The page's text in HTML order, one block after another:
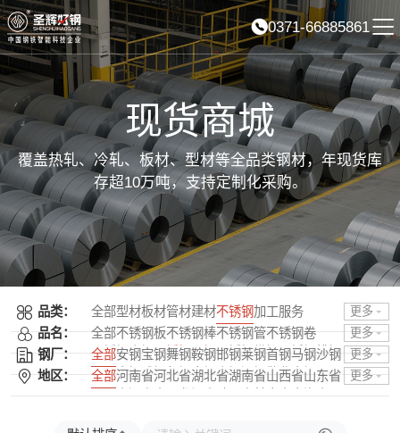
0371-66885861
现货商城
覆盖热轧、冷轧、板材、型材等全品类钢材，年现货库
存超10万吨，支持定制化采购。
品类： 全部型材板材管材建材不锈钢加工服务 更多
品名： 全部不锈钢板不锈钢棒不锈钢管不锈钢卷
不锈钢扁钢不锈钢圆钢不锈钢带钢不锈钢槽钢
不锈钢工字钢
更多
钢厂： 全部安钢宝钢舞钢鞍钢邯钢莱钢首钢马钢沙钢
普阳南钢武钢包钢太钢山钢酒钢敬业本钢日照
唐钢 石横 柳钢 湘钢 龙钢 济钢 中天 攀钢 韶钢
广钢
更多
地区： 全部河南省河北省湖北省湖南省山西省山东省
吉林省辽宁省黑龙江省陕西省甘肃省青海省
更多